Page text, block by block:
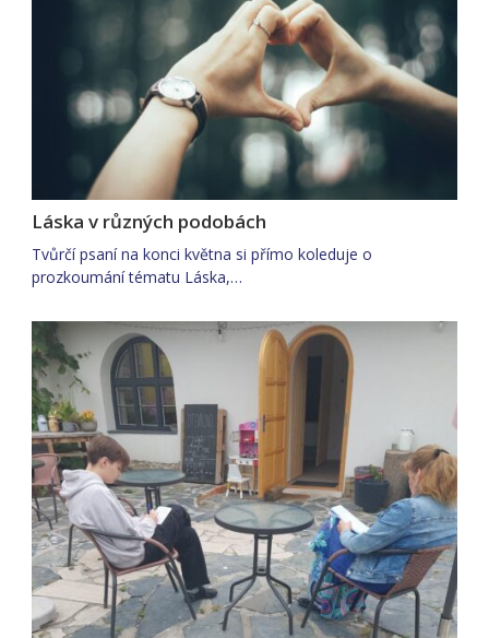
Láska v různých podobách
Tvůrčí psaní na konci května si přímo koleduje o
prozkoumání tématu Láska,…